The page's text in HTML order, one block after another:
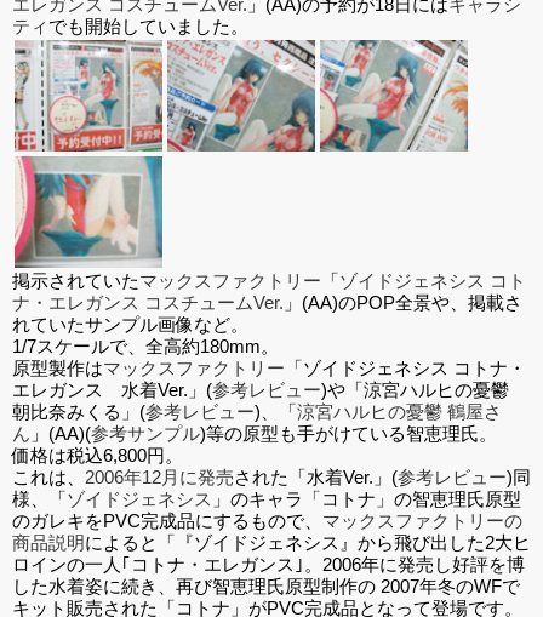
エレガンス コスチュームVer. 」(AA)の予約が18日にはキャラシ
ティ でも開始していました。
掲示されていたマックスファクトリー 「ゾイドジェネシス コト
ナ・エレガンス コスチュームVer. 」(AA)のPOP全景や、掲載さ
れていたサンプル画像など。
1/7スケールで、全高約180mm。
原型製作はマックスファクトリー 「ゾイドジェネシス コトナ・
エレガンス 水着Ver.」(参考レビュー)や「涼宮ハルヒの憂鬱
朝比奈みくる」(参考レビュー)、「涼宮ハルヒの憂鬱 鶴屋さ
ん 」(AA)(参考サンプル)等の原型も手がけている智恵理氏。
価格は税込6,800円。
これは、 2006年12月に発売された「水着Ver.」(参考レビュー)同
様、「ゾイドジェネシス 」のキャラ「コトナ」の智恵理氏原型
のガレキをPVC完成品にするもので、 マックスファクトリーの
商品説明によると「『ゾイドジェネシス』から飛び出した2大ヒ
ロインの一人｢コトナ・エレガンス｣。2006年に発売し好評を博
した水着姿に続き、再び智恵理氏原型制作の 2007年冬のWFで
キット販売された「コトナ」がPVC完成品となって登場です。